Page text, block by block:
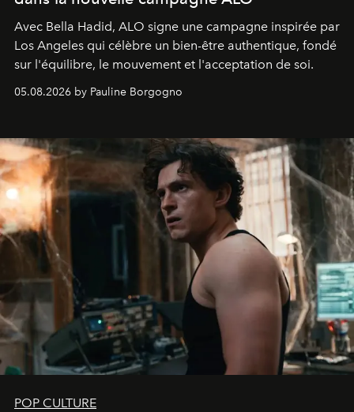
Avec Bella Hadid, ALO signe une campagne inspirée par
Los Angeles qui célèbre un bien-être authentique, fondé
sur l'équilibre, le mouvement et l'acceptation de soi.
05.08.2026 by Pauline Borgogno
POP CULTURE